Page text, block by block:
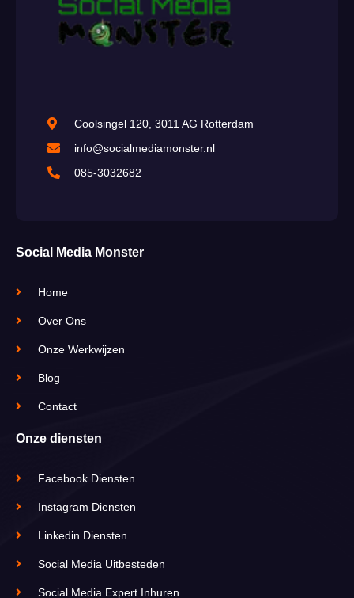
Coolsingel 120, 3011 AG Rotterdam
info@socialmediamonster.nl
085-3032682
Social Media Monster
Home
Over Ons
Onze Werkwijzen
Blog
Contact
Onze diensten
Facebook Diensten
Instagram Diensten
Linkedin Diensten
Social Media Uitbesteden
Social Media Expert Inhuren